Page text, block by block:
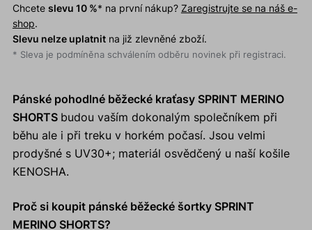
Chcete slevu 10 %* na první nákup? Zaregistrujte se na náš e-
shop.
Slevu nelze uplatnitna již zlevněné zboží.
* Sleva je podmíněna schválením odběru novinek při registraci.
Pánské pohodlné běžecké kraťasy SPRINT MERINO
SHORTS budou vaším dokonalým společníkem při
běhu ale i při treku v horkém počasí. Jsou velmi
prodyšné s UV30+; materiál osvědčený u naší košile
KENOSHA.
Proč si koupit pánské běžecké šortky SPRINT
MERINO SHORTS?